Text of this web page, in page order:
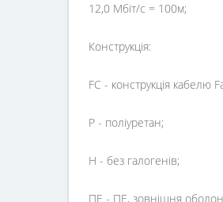
12,0 Mбіт/с = 100м;
Конструкція:
FC - конструкція кабелю
P - поліуретан;
H - без галогенів;
ПЕ - ПЕ, зовнішня